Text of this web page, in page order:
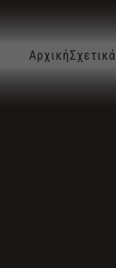
ΑρχικήΣχετικά